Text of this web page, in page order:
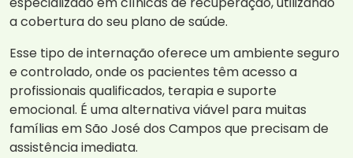
a cobertura do seu plano de saúde.
Esse tipo de internação oferece um ambiente seguro
e controlado, onde os pacientes têm acesso a
profissionais qualificados, terapia e suporte
emocional. É uma alternativa viável para muitas
famílias em São José dos Campos que precisam de
assistência imediata.